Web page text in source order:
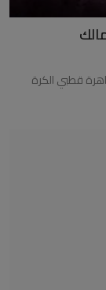
قطبي الكرة